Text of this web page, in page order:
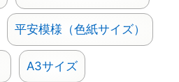
平安模様（色紙サイズ）
A3サイズ